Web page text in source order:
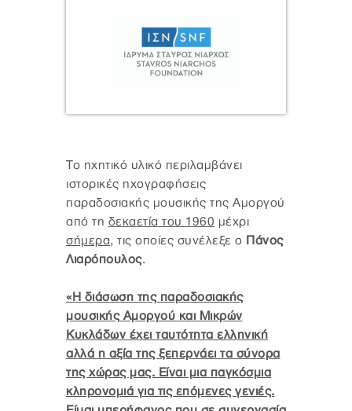
Το ηχητικό υλικό περιλαμβάνει
ιστορικές ηχογραφήσεις
παραδοσιακής μουσικής της Αμοργού
από τη δεκαετία του 1960 μέχρι
σήμερα, τις οποίες συνέλεξε ο Πάνος
Λιαρόπουλος.
«Η διάσωση της παραδοσιακής
μουσικής Αμοργού και Μικρών
Κυκλάδων έχει ταυτότητα ελληνική
αλλά η αξία της ξεπερνάει τα σύνορα
της χώρας μας. Είναι μια παγκόσμια
κληρονομιά για τις επόμενες γενιές.